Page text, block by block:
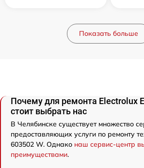
Показать больше
Почему для ремонта Electrolux
стоит выбрать нас
В Челябинске существует множество
предоставляющих услуги по ремонту
603502 W. Однако наш сервис-центр
преимуществами.